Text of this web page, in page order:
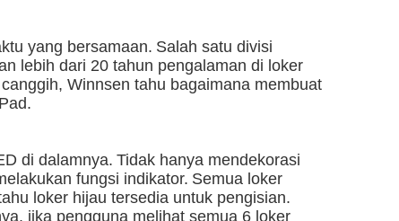
yang bersamaan. Salah satu divisi
lebih dari 20 tahun pengalaman di loker
Winnsen tahu bagaimana membuat
di dalamnya. Tidak hanya mendekorasi
fungsi indikator. Semua loker
loker hijau tersedia untuk pengisian.
jika pengguna melihat semua 6 loker